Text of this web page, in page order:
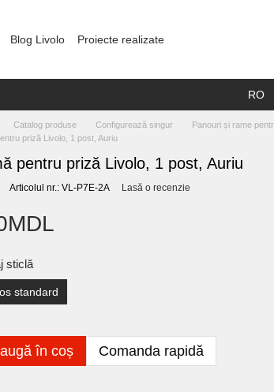
Blog Livolo
Proiecte realizate
RO
Catalog produse Configurează singur
Panouri și rame
priză Livolo, 1 post, Auriu
pentru priză Livolo, 1 post, Auriu
Articolul nr.: VL-P7E-2A Lasă o recenzie
sticlă
standard
în coș Comanda rapidă